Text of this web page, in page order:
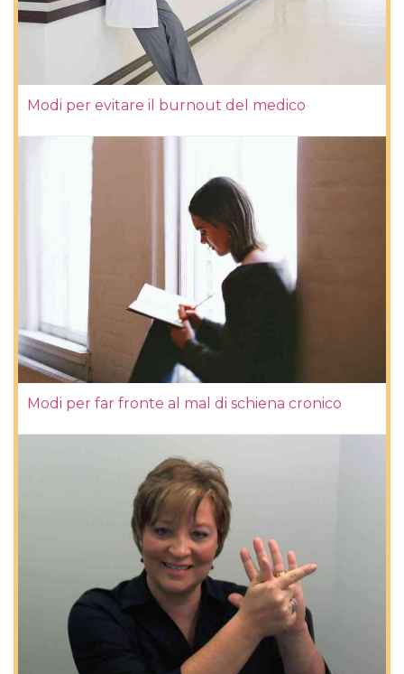
Modi per evitare il burnout del medico
Modi per far fronte al mal di schiena cronico